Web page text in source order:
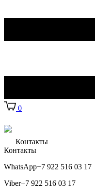
0
Контакты
Контакты
WhatsApp+7 922 516 03 17
Viber+7 922 516 03 17